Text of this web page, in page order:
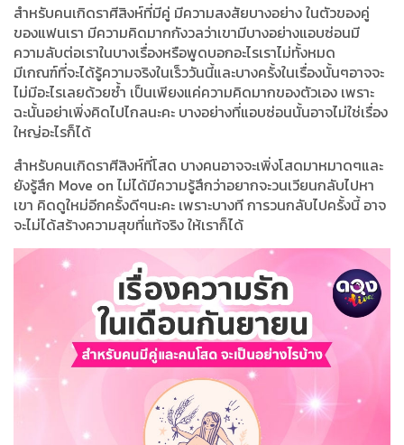
สำหรับคนเกิดราศีสิงห์ที่มีคู่ มีความสงสัยบางอย่าง ในตัวของคู่
ของแฟนเรา มีความคิดมากกังวลว่าเขามีบางอย่างแอบซ่อนมี
ความลับต่อเราในบางเรื่องหรือพูดบอกอะไรเราไม่ทั้งหมด
มีเกณฑ์ที่จะได้รู้ความจริงในเร็ววันนี้และบางครั้งในเรื่องนั้นๆอาจจะ
ไม่มีอะไรเลยด้วยซ้ำ เป็นเพียงแค่ความคิดมากของตัวเอง เพราะ
ฉะนั้นอย่าเพิ่งคิดไปไกลนะคะ บางอย่างที่แอบซ่อนนั้นอาจไม่ใช่เรื่อง
ใหญ่อะไรก็ได้
สำหรับคนเกิดราศีสิงห์ที่โสด บางคนอาจจะเพิ่งโสดมาหมาดๆและ
ยังรู้สึก Move on ไม่ได้มีความรู้สึกว่าอยากจะวนเวียนกลับไปหา
เขา คิดดูใหม่อีกครั้งดีๆนะคะ เพราะบางที การวนกลับไปครั้งนี้ อาจ
จะไม่ได้สร้างความสุขที่แท้จริง ให้เราก็ได้